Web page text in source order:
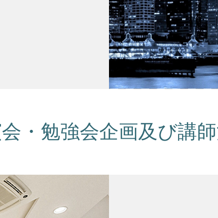
・勉強会企画及び講